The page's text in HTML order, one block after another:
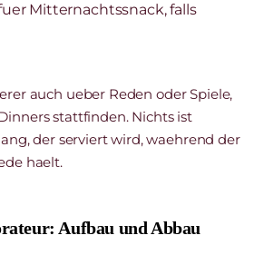
Mitternachtssnack, falls
auch ueber Reden oder Spiele,
stattfinden. Nichts ist
der serviert wird, waehrend der
haelt.
Aufbau und Abbau